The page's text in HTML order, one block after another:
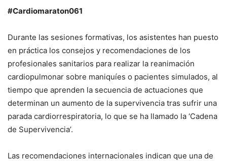
#Cardiomaraton061
Durante las sesiones formativas, los asistentes han puesto
en práctica los consejos y recomendaciones de los
profesionales sanitarios para realizar la reanimación
cardiopulmonar sobre maniquíes o pacientes simulados, al
tiempo que aprenden la secuencia de actuaciones que
determinan un aumento de la supervivencia tras sufrir una
parada cardiorrespiratoria, lo que se ha llamado la ‘Cadena
de Supervivencia’.
Las recomendaciones internacionales indican que una de